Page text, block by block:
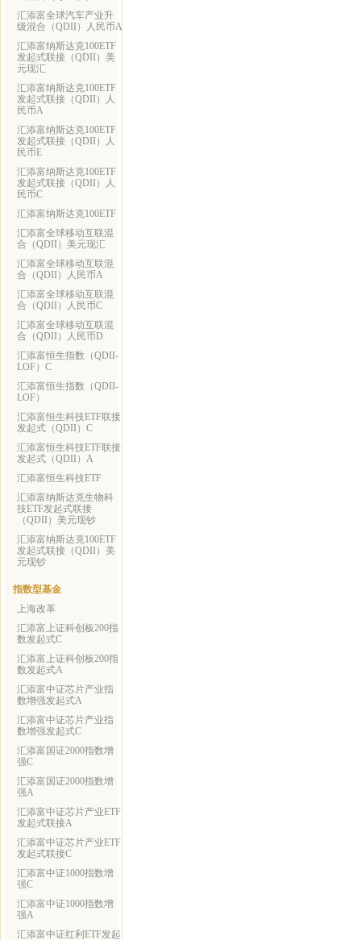
汇添富全球汽车产业升
级混合（QDII）人民币A
汇添富纳斯达克100ETF
发起式联接（QDII）美
元现汇
汇添富纳斯达克100ETF
发起式联接（QDII）人
民币A
汇添富纳斯达克100ETF
发起式联接（QDII）人
民币E
汇添富纳斯达克100ETF
发起式联接（QDII）人
民币C
汇添富纳斯达克100ETF
汇添富全球移动互联混
合（QDII）美元现汇
汇添富全球移动互联混
合（QDII）人民币A
汇添富全球移动互联混
合（QDII）人民币C
汇添富全球移动互联混
合（QDII）人民币D
汇添富恒生指数（QDII-
LOF）C
汇添富恒生指数（QDII-
LOF）
汇添富恒生科技ETF联接
发起式（QDII）C
汇添富恒生科技ETF联接
发起式（QDII）A
汇添富恒生科技ETF
汇添富纳斯达克生物科
技ETF发起式联接
（QDII）美元现钞
汇添富纳斯达克100ETF
发起式联接（QDII）美
元现钞
指数型基金
上海改革
汇添富上证科创板200指
数发起式C
汇添富上证科创板200指
数发起式A
汇添富中证芯片产业指
数增强发起式A
汇添富中证芯片产业指
数增强发起式C
汇添富国证2000指数增
强C
汇添富国证2000指数增
强A
汇添富中证芯片产业ETF
发起式联接A
汇添富中证芯片产业ETF
发起式联接C
汇添富中证1000指数增
强C
汇添富中证1000指数增
强A
汇添富中证红利ETF发起